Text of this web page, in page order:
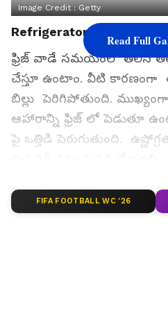
Image Credit :Getty
Refrigerator
ఫ్రిజ్ వాడే సమయంలో తెలిసీ
చేస్తూ ఉంటాం. వీటి కారణంగా
బిల్లు పెరిగిపోతుంది.
ఆహారాన్ని ఫ్రిజ్ లో పెడుతూ
పై ఒత్తిడి పెరుగుతుంది.
దెబ్బతింటుంది.
Read Full
FIFA FOOTBALL WC '26